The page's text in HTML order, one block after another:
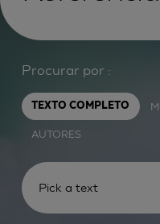
Procurar por :
TEXTO COMPLETO
AUTORES